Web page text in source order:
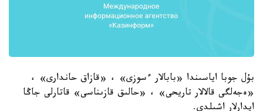
بۇل جوبا اياسىندا «بابالار ءسوزى» ، «قازاق حاندارى» ،
«ەجەلگى قالالار تاريحى» ، «حالىق قازىناسى» قاتارلى جاڭا